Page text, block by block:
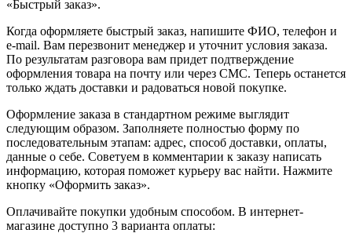
«Быстрый заказ».
Когда оформляете быстрый заказ, напишите ФИО, телефон и
e-mail. Вам перезвонит менеджер и уточнит условия заказа.
По результатам разговора вам придет подтверждение
оформления товара на почту или через СМС. Теперь останется
только ждать доставки и радоваться новой покупке.
Оформление заказа в стандартном режиме выглядит
следующим образом. Заполняете полностью форму по
последовательным этапам: адрес, способ доставки, оплаты,
данные о себе. Советуем в комментарии к заказу написать
информацию, которая поможет курьеру вас найти. Нажмите
кнопку «Оформить заказ».
Оплачивайте покупки удобным способом. В интернет-
магазине доступно 3 варианта оплаты: